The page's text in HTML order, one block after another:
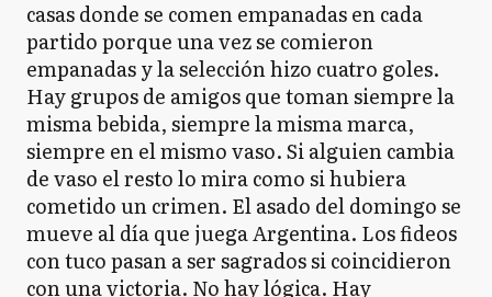
casas donde se comen empanadas en cada
partido porque una vez se comieron
empanadas y la selección hizo cuatro goles.
Hay grupos de amigos que toman siempre la
misma bebida, siempre la misma marca,
siempre en el mismo vaso. Si alguien cambia
de vaso el resto lo mira como si hubiera
cometido un crimen. El asado del domingo se
mueve al día que juega Argentina. Los fideos
con tuco pasan a ser sagrados si coincidieron
con una victoria. No hay lógica. Hay